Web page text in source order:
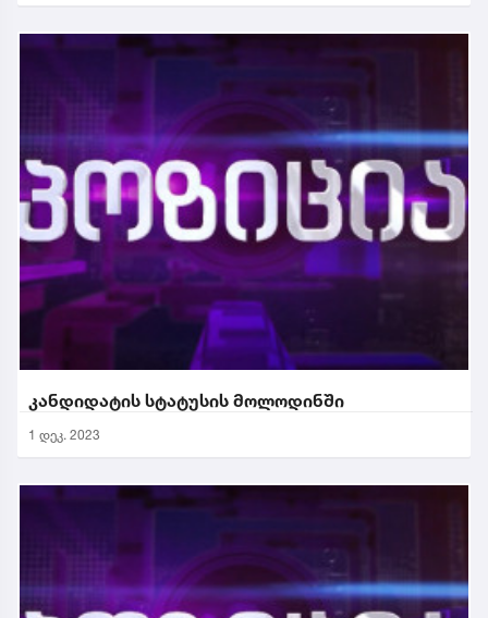
კანდიდატის სტატუსის მოლოდინში
1 დეკ. 2023